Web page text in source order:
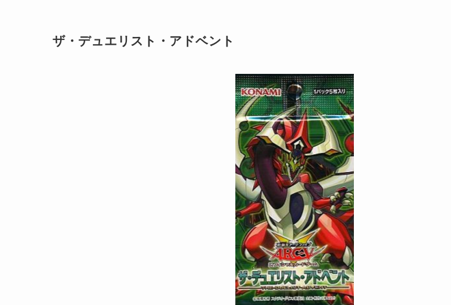
ザ・デュエリスト・アドベント